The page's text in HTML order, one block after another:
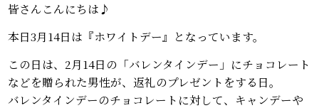
皆さんこんにちは♪
本日3月14日は『ホワイトデー』となっています。
この日は、2月14日の「バレンタインデー」にチョコレート
などを贈られた男性が、返礼のプレゼントをする日。
バレンタインデーのチョコレートに対して、キャンデーや